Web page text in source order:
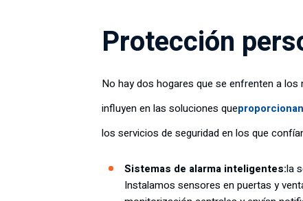
Protección
No hay dos hogares que se enfrenten a
influyen en las soluciones que
los servicios de seguridad en los que
Sistemas de alarma inteligentes:la
Instalamos sensores en puertas y